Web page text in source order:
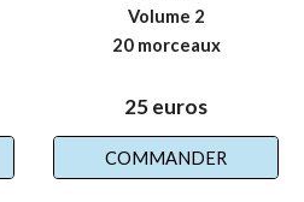
Volume 2
20 morceaux
25euros
COMMANDER